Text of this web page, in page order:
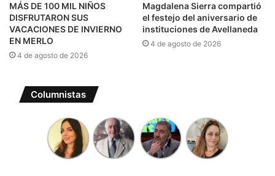
MÁS DE 100 MIL NIÑOS
DISFRUTARON SUS
VACACIONES DE INVIERNO
EN MERLO
4 de agosto de 2026
Magdalena Sierra compartió
el festejo del aniversario de
instituciones de Avellaneda
4 de agosto de 2026
Columnistas